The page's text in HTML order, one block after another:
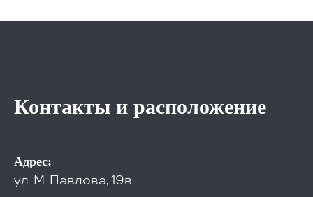
Контакты и расположение
Адрес:
ул. М. Павлова, 19в